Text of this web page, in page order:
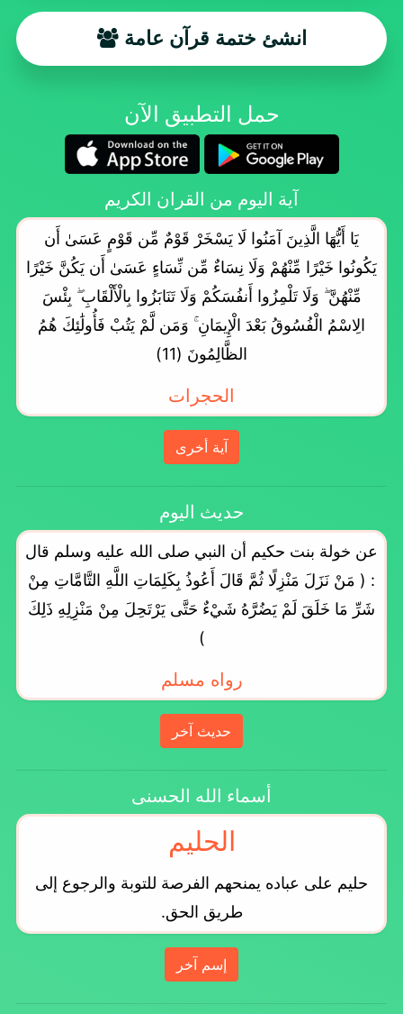
انشئ ختمة قرآن عامة
حمل التطبيق الآن
آية اليوم من القران الكريم
يَا أَيُّهَا الَّذِينَ آمَنُوا لَا يَسْخَرْ قَوْمٌ مِّن قَوْمٍ عَسَىٰ أَن
يَكُونُوا خَيْرًا مِّنْهُمْ وَلَا نِسَاءٌ مِّن نِّسَاءٍ عَسَىٰ أَن يَكُنَّ خَيْرًا
مِّنْهُنَّ ۖ وَلَا تَلْمِزُوا أَنفُسَكُمْ وَلَا تَنَابَزُوا بِالْأَلْقَابِ ۖ بِئْسَ
الِاسْمُ الْفُسُوقُ بَعْدَ الْإِيمَانِ ۚ وَمَن لَّمْ يَتُبْ فَأُولَٰئِكَ هُمُ
الظَّالِمُونَ (11)
الحجرات
آية أخرى
حديث اليوم
عن خولة بنت حكيم أن النبي صلى الله عليه وسلم قال
: ( مَنْ نَزَلَ مَنْزِلًا ثُمَّ قَالَ أَعُوذُ بِكَلِمَاتِ اللَّهِ التَّامَّاتِ مِنْ
شَرِّ مَا خَلَقَ لَمْ يَضُرَّهُ شَيْءٌ حَتَّى يَرْتَحِلَ مِنْ مَنْزِلِهِ ذَلِكَ
)
رواه مسلم
حديث آخر
أسماء الله الحسنى
الحليم
حليم على عباده يمنحهم الفرصة للتوبة والرجوع إلى
طريق الحق.
إسم آخر